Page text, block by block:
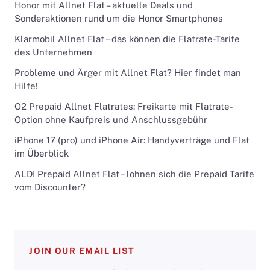
Honor mit Allnet Flat – aktuelle Deals und
Sonderaktionen rund um die Honor Smartphones
Klarmobil Allnet Flat – das können die Flatrate-Tarife
des Unternehmen
Probleme und Ärger mit Allnet Flat? Hier findet man
Hilfe!
O2 Prepaid Allnet Flatrates: Freikarte mit Flatrate-
Option ohne Kaufpreis und Anschlussgebühr
iPhone 17 (pro) und iPhone Air: Handyverträge und Flat
im Überblick
ALDI Prepaid Allnet Flat – lohnen sich die Prepaid Tarife
vom Discounter?
JOIN OUR EMAIL LIST